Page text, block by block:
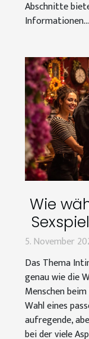
Abschnitte
Informationen...
Wie
5. November
Das Thema
genau wie die
Menschen
Wahl eines
aufregende,
bei der viele